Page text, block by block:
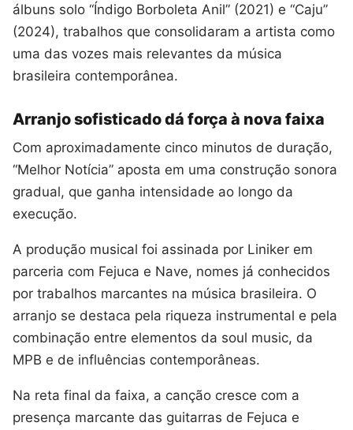
álbuns solo “Índigo Borboleta Anil” (2021) e “Caju”
(2024), trabalhos que consolidaram a artista como
uma das vozes mais relevantes da música
brasileira contemporânea.
Arranjo sofisticado dá força à nova faixa
Com aproximadamente cinco minutos de duração,
“Melhor Notícia” aposta em uma construção sonora
gradual, que ganha intensidade ao longo da
execução.
A produção musical foi assinada por Liniker em
parceria com Fejuca e Nave, nomes já conhecidos
por trabalhos marcantes na música brasileira. O
arranjo se destaca pela riqueza instrumental e pela
combinação entre elementos da soul music, da
MPB e de influências contemporâneas.
Na reta final da faixa, a canção cresce com a
presença marcante das guitarras de Fejuca e